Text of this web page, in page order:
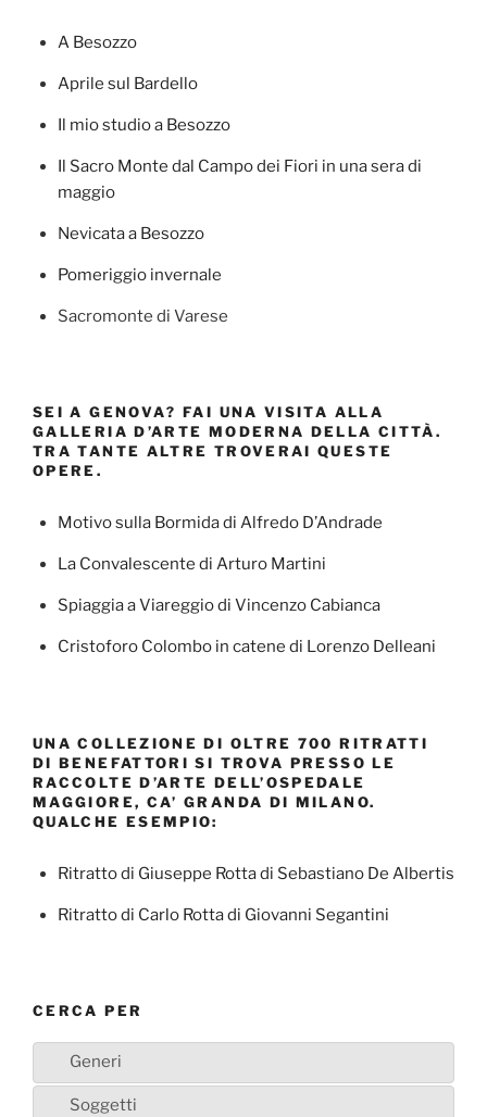
A Besozzo
Aprile sul Bardello
Il mio studio a Besozzo
Il Sacro Monte dal Campo dei Fiori in una sera di
maggio
Nevicata a Besozzo
Pomeriggio invernale
Sacromonte di Varese
SEI A GENOVA? FAI UNA VISITA ALLA
GALLERIA D’ARTE MODERNA DELLA CITTÀ.
TRA TANTE ALTRE TROVERAI QUESTE
OPERE.
Motivo sulla Bormida di Alfredo D’Andrade
La Convalescente di Arturo Martini
Spiaggia a Viareggio di Vincenzo Cabianca
Cristoforo Colombo in catene di Lorenzo Delleani
UNA COLLEZIONE DI OLTRE 700 RITRATTI
DI BENEFATTORI SI TROVA PRESSO LE
RACCOLTE D’ARTE DELL’OSPEDALE
MAGGIORE, CA’ GRANDA DI MILANO.
QUALCHE ESEMPIO:
Ritratto di Giuseppe Rotta di Sebastiano De Albertis
Ritratto di Carlo Rotta di Giovanni Segantini
CERCA PER
Generi
Soggetti